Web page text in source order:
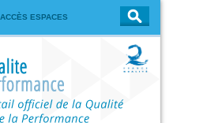
ACCÈS ESPACES